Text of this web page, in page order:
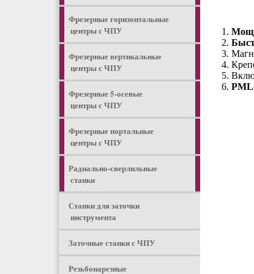
Фрезерные горизонтальные
центры с ЧПУ
Фрезерные вертикальные
центры с ЧПУ
Фрезерные 5-осевые
центры с ЧПУ
Фрезерные портальные
центры с ЧПУ
Радиально-сверлильные
станки
Станки для заточки
инструмента
Заточные станки с ЧПУ
Резьбонарезные